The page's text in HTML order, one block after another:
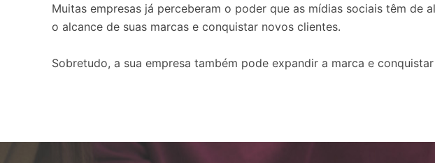
Muitas empresas já perceberam o poder que as mídias sociais têm
o alcance de suas marcas e conquistar novos clientes.
Sobretudo, a sua empresa também pode expandir a marca e